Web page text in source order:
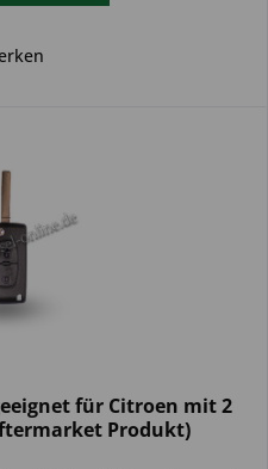
für Citroen mit 2
Produkt)